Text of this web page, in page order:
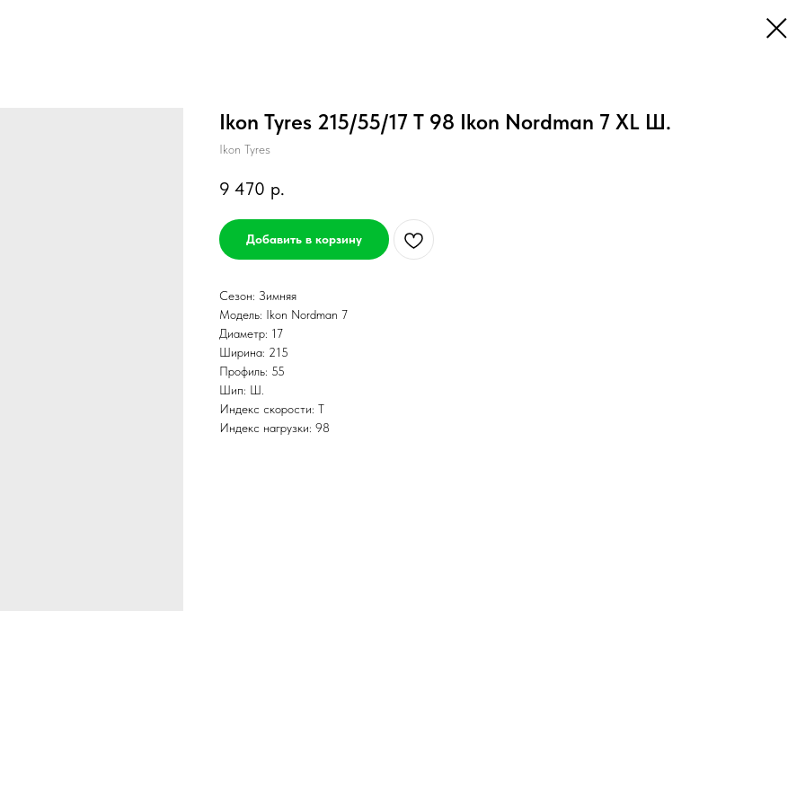
Ikon Tyres 215/55/17 T 98 Ikon Nordman 7 XL Ш.
Ikon Tyres
9 470 р.
Добавить в корзину
Сезон: Зимняя
Модель: Ikon Nordman 7
Диаметр: 17
Ширина: 215
Профиль: 55
Шип: Ш.
Индекс скорости: T
Индекс нагрузки: 98